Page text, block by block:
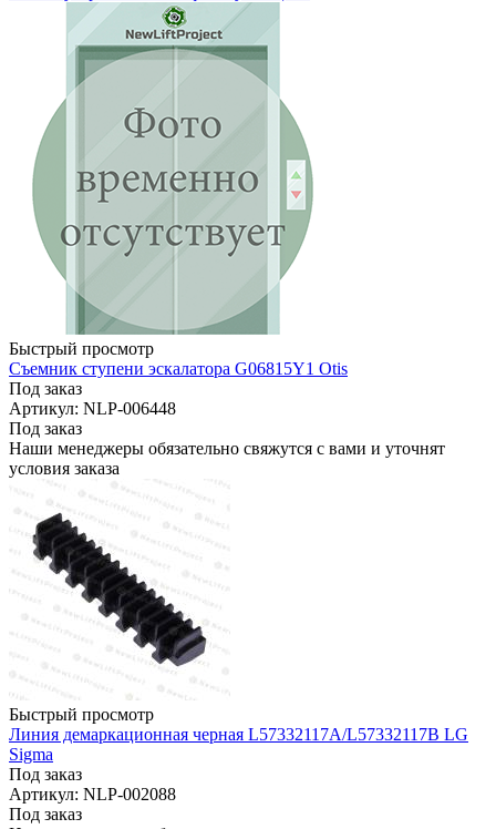
Быстрый просмотр
Съемник ступени эскалатора G06815Y1 Otis
Под заказ
Артикул: NLP-006448
Под заказ
Наши менеджеры обязательно свяжутся с вами и уточнят
условия заказа
Быстрый просмотр
Линия демаркационная черная L57332117A/L57332117B LG
Sigma
Под заказ
Артикул: NLP-002088
Под заказ